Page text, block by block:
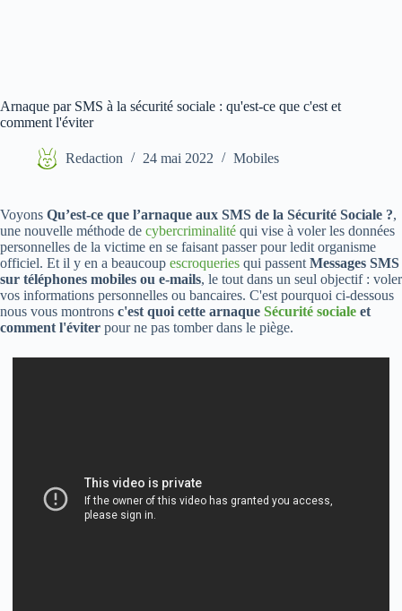
Arnaque par SMS à la sécurité sociale : qu'est-ce que c'est et
comment l'éviter
Redaction 24 mai 2022 Mobiles
Voyons Qu’est-ce que l’arnaque aux SMS de la Sécurité Sociale ?,
une nouvelle méthode de cybercriminalité qui vise à voler les données
personnelles de la victime en se faisant passer pour ledit organisme
officiel. Et il y en a beaucoup escroqueries qui passent Messages SMS
sur téléphones mobiles ou e-mails, le tout dans un seul objectif : voler
vos informations personnelles ou bancaires. C'est pourquoi ci-dessous
nous vous montrons c'est quoi cette arnaque Sécurité sociale et
comment l'éviter pour ne pas tomber dans le piège.